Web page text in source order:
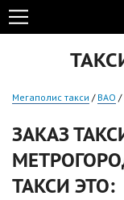
Мегаполис такси / ВАО /
ЗАКАЗ
ТАКСИ ЭТО: